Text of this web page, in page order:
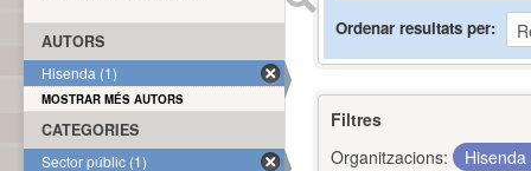
Ordenar resultats per
Filtres
Organitzacions:
Hisenda
AUTORS
Hisenda (1)
MOSTRAR MÉS AUTORS
CATEGORIES
Sector públic (1)